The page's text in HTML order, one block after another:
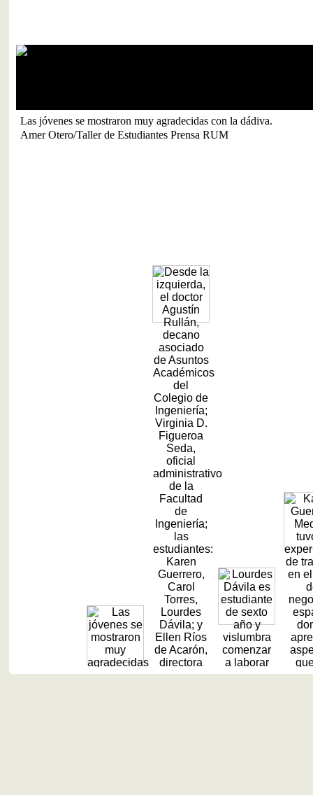
Las jóvenes se mostraron muy agradecidas con la dádiva.
Amer Otero/Taller de Estudiantes Prensa RUM